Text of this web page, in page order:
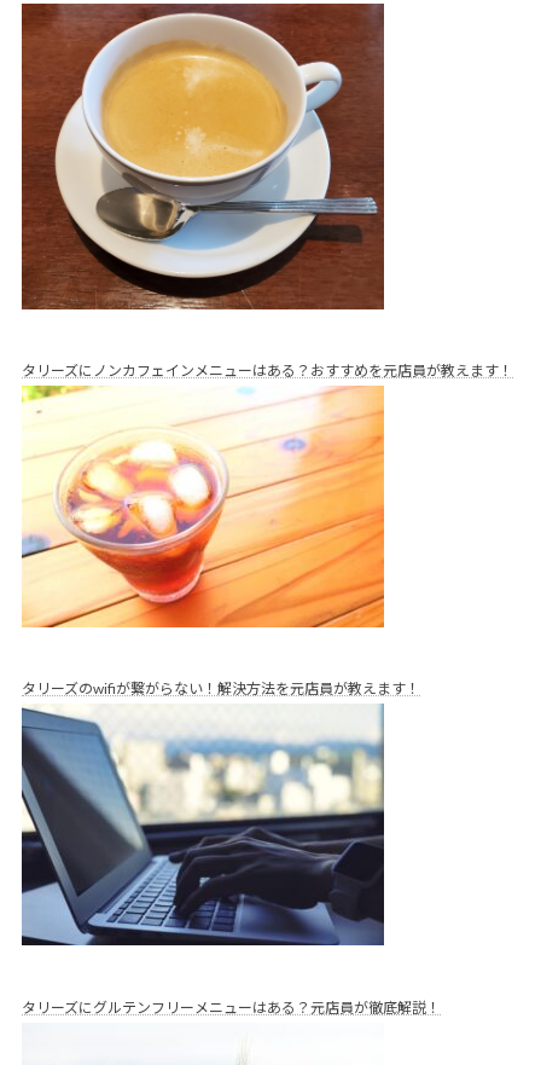
タリーズにノンカフェインメニューはある？おすすめを元店員が教えます！
タリーズのwifiが繋がらない！解決方法を元店員が教えます！
タリーズにグルテンフリーメニューはある？元店員が徹底解説！